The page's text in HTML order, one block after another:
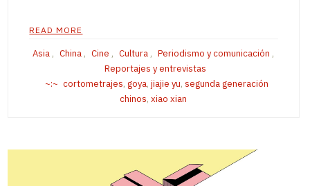
READ MORE
Asia , China , Cine , Cultura , Periodismo y comunicación ,
Reportajes y entrevistas
cortometrajes,goya,jiajie yu,segunda generación
chinos,xiao xian